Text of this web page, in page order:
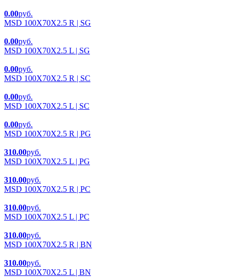
0.00руб.
MSD 100X70X2.5 R | SG
0.00руб.
MSD 100X70X2.5 L | SG
0.00руб.
MSD 100X70X2.5 R | SC
0.00руб.
MSD 100X70X2.5 L | SC
0.00руб.
MSD 100X70X2.5 R | PG
310.00руб.
MSD 100X70X2.5 L | PG
310.00руб.
MSD 100X70X2.5 R | PC
310.00руб.
MSD 100X70X2.5 L | PC
310.00руб.
MSD 100X70X2.5 R | BN
310.00руб.
MSD 100X70X2.5 L | BN